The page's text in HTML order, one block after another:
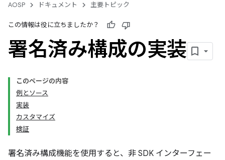
AOSP ドキュメント 主要トピック
この情報は役に立ちましたか？
署名済み構成の実装
このページの内容
例とソース
実装
カスタマイズ
検証
署名済み構成機能を使用すると、非 SDK インターフェー